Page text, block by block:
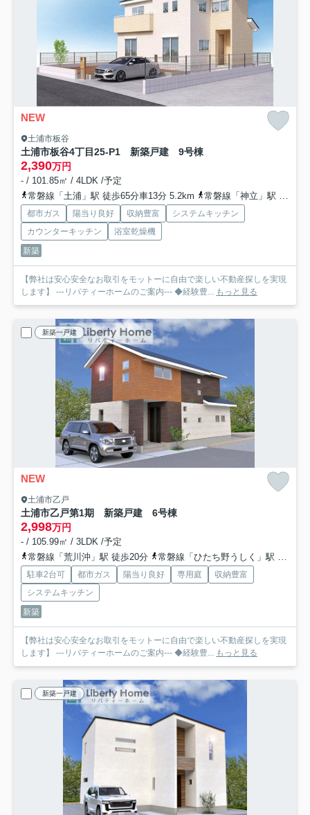
NEW
土浦市板谷
土浦市板谷4丁目25-P1 新築戸建 9号棟
2,390万円
- / 101.85㎡ / 4LDK /予定
常磐線「土浦」駅 徒歩65分車13分 5.2km
常磐線「神立」駅 徒歩67分
都市ガス 陽当り良好 収納豊富
システムキッチン
カウンターキッチン
浴室乾燥機
新築
【弊社は安心安全なお取引をモットーに自由で楽しい不動産探しを実現
します】 ---リバティーホームのご案内--- ◆経験豊...
もっと見る
新築一戸建
NEW
土浦市乙戸
土浦市乙戸第1期 新築戸建 6号棟
2,998万円
- / 105.99㎡ / 3LDK /予定
常磐線「荒川沖」駅 徒歩20分
常磐線「ひたち野うしく」駅 徒歩58分
駐車2台可 都市ガス 陽当り良好 専用庭
収納豊富
システムキッチン
新築
【弊社は安心安全なお取引をモットーに自由で楽しい不動産探しを実現
します】 ---リバティーホームのご案内--- ◆経験豊...
もっと見る
新築一戸建